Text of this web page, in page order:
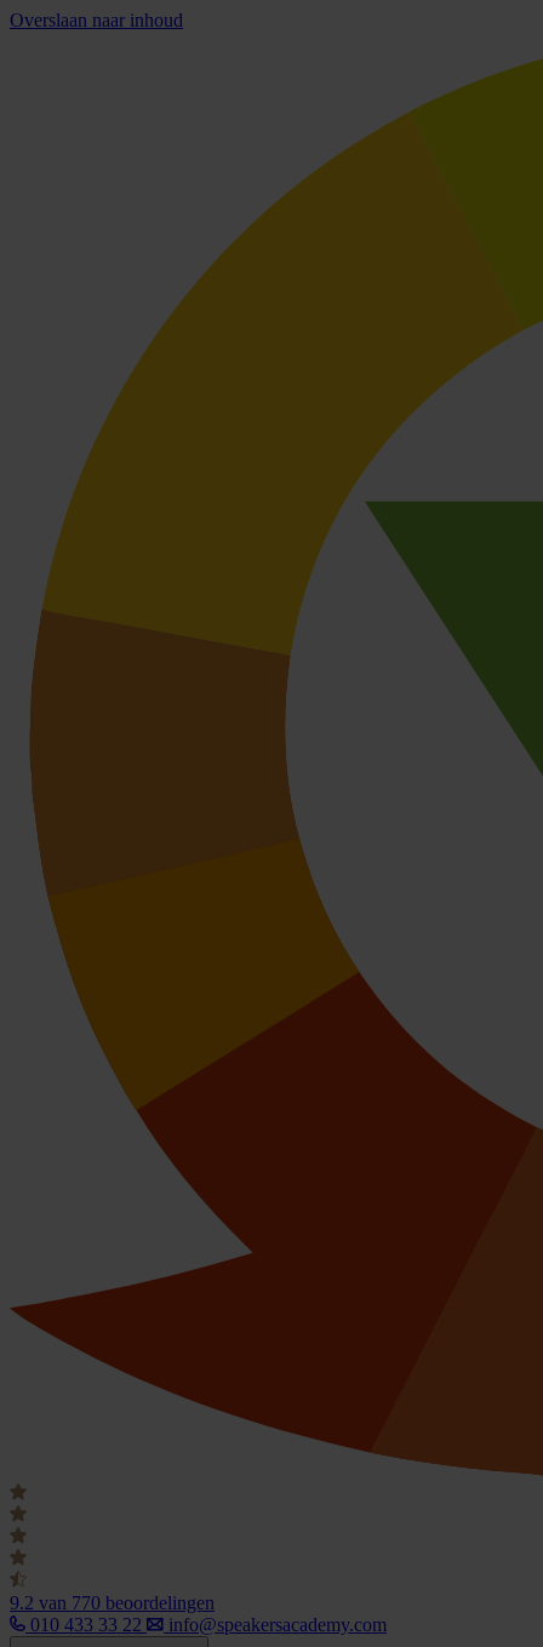
Overslaan naar inhoud
9.2 van 770 beoordelingen
010 433 33 22
info@speakersacademy.com